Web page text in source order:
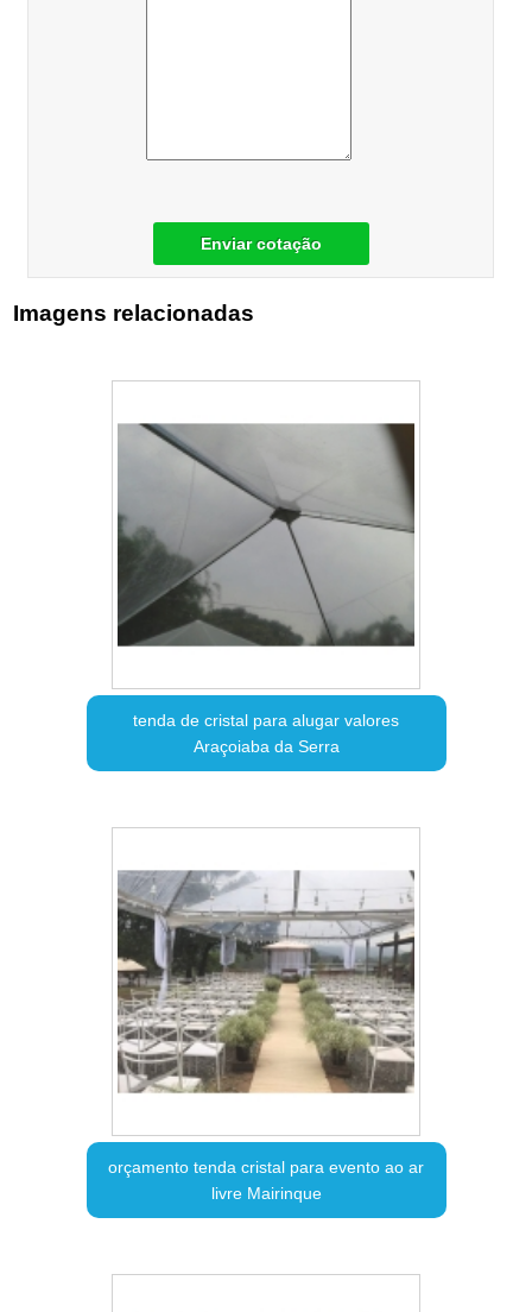
Enviar cotação
Imagens relacionadas
tenda de cristal para alugar valores
Araçoiaba da Serra
orçamento tenda cristal para evento ao ar
livre Mairinque